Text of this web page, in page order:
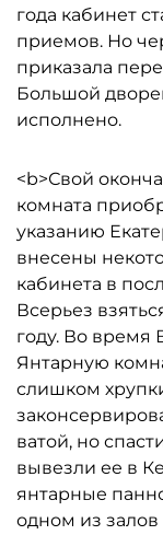
года кабинет
приемов. Но
приказала
Большой
исполнено.
<b>Свой
комната
указанию
внесены
кабинета в
Всерьез
году. Во время
Янтарную
слишком
ватой, но
вывезли ее в
янтарные
одном из залов